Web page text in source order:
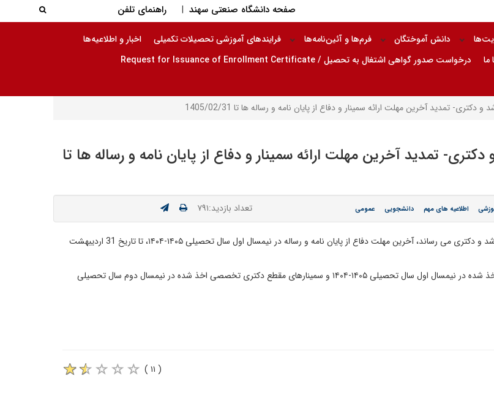
صفحه دانشگاه صنعتی سهند | راهنمای تلفن جستجو
دانش آموختگان فرم‌ها و آئین‌نامه‌ها فرایندهای آموزشی تحصیلات تکمیلی
اخبار و اطلاعیه‌ها
ما درخواست صدور گواهی اشتغال به تحصیل / Request for Issuance of Enrollment Certificate
تمدید آخرین مهلت ارائه سمینار و دفاع از پایان نامه و رساله ها تا 1405/02/31
تمدید آخرین مهلت ارائه سمینار و دفاع از پایان نامه و رساله ها تا
اطلاعیه های مهم دانشجویی عمومی تعداد بازدید:۷۹۱
پیرو اطلاعیه های قبلی به اطلاع دانشجویان محترم مقاطع تحصیلی کارشناسی ارشد و دکتری می رساند، آخرین مهلت دفاع از پایان نامه و رساله در نیمسال اول سال تحصیلی ۱۴۰۵-۱۴۰۴، تا تاریخ 31 اردیبهشت
همچنین یادآوری می شود آخرین مهلت ارائه سمینارهای مقطع کارشناسی ارشد اخذ شده در نیمسال اول سال تحصیلی ۱۴۰۵-۱۴۰۴ و سمینارهای مقطع دکتری تخصصی اخذ شده در نیمسال دوم سال تحصیلی
( ۱۱ )